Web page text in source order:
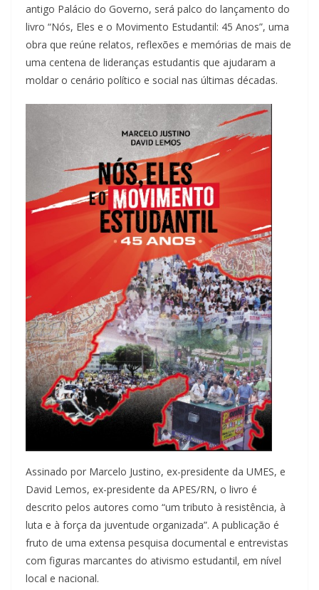
antigo Palácio do Governo, será palco do lançamento do
livro “Nós, Eles e o Movimento Estudantil: 45 Anos”, uma
obra que reúne relatos, reflexões e memórias de mais de
uma centena de lideranças estudantis que ajudaram a
moldar o cenário político e social nas últimas décadas.
Assinado por Marcelo Justino, ex-presidente da UMES, e
David Lemos, ex-presidente da APES/RN, o livro é
descrito pelos autores como “um tributo à resistência, à
luta e à força da juventude organizada”. A publicação é
fruto de uma extensa pesquisa documental e entrevistas
com figuras marcantes do ativismo estudantil, em nível
local e nacional.